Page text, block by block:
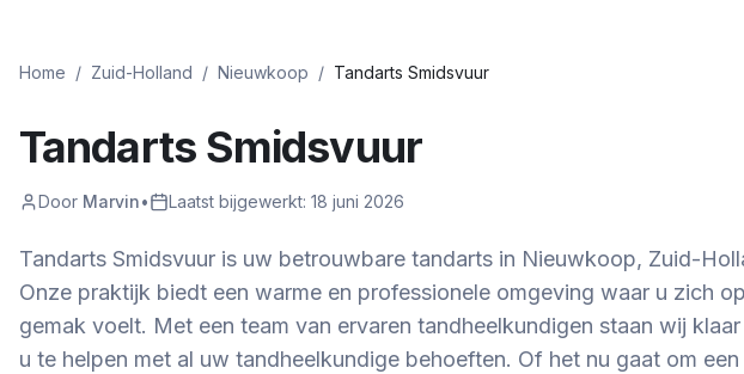
Home / Zuid-Holland / Nieuwkoop / Tandarts Smidsvuur
Tandarts Smidsvuur
Door Marvin• Laatst bijgewerkt: 18 juni 2026
Tandarts Smidsvuur is uw betrouwbare tandarts in Nieuwkoop, Zuid-
Onze praktijk biedt een warme en professionele omgeving waar u zich
gemak voelt. Met een team van ervaren tandheelkundigen staan wij
u te helpen met al uw tandheelkundige behoeften. Of het nu gaat om een